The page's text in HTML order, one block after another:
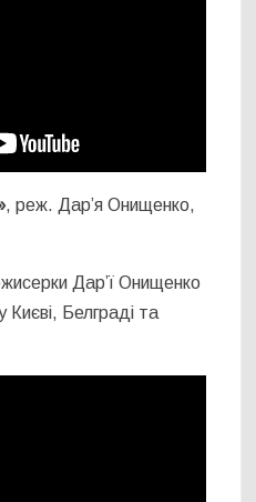
, реж. Дар’я Онищенко,
Дар’ї Онищенко
Києві, Белграді та